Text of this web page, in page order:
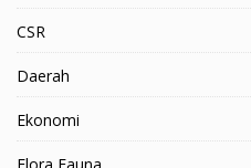
CSR
Daerah
Ekonomi